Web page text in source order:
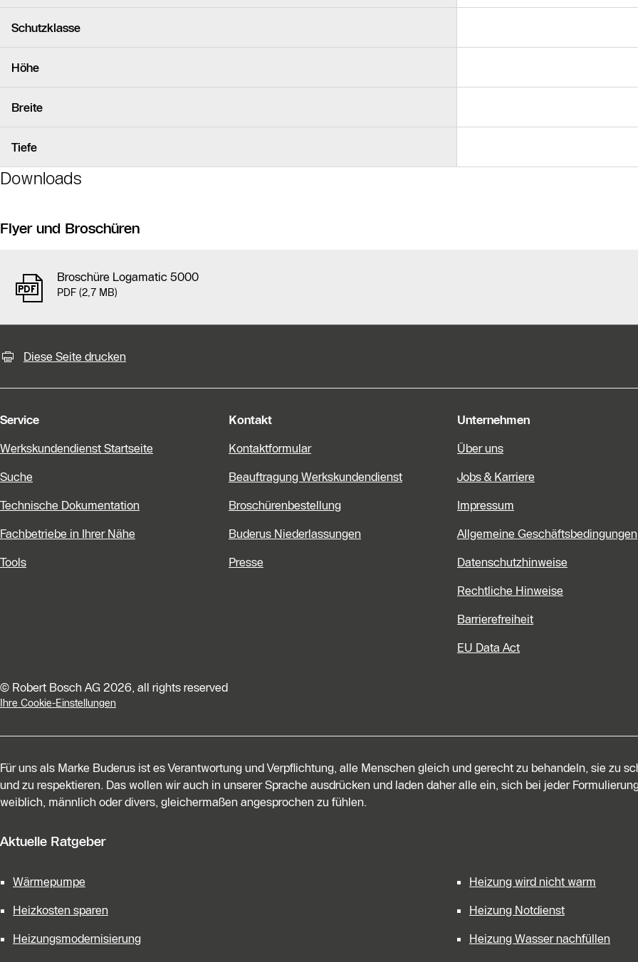
Schutzklasse
Höhe
Breite
Tiefe
Downloads
Flyer und Broschüren
Broschüre Logamatic 5000
PDF (2,7 MB)
Slider Bildergalerie
Slider Überspringen
Diese Seite drucken
Service
Werkskundendienst Startseite
Suche
Technische Dokumentation
Fachbetriebe in Ihrer Nähe
Tools
Kontakt
Kontaktformular
Beauftragung Werkskundendienst
Broschürenbestellung
Buderus Niederlassungen
Presse
Unternehmen
Über uns
Jobs & Karriere
Impressum
Allgemeine Geschäftsbedingungen
Datenschutzhinweise
Rechtliche Hinweise
Barrierefreiheit
EU Data Act
© Robert Bosch AG 2026, all rights reserved
Ihre Cookie-Einstellungen
Für uns als Marke Buderus ist es Verantwortung und Verpflichtung, alle Menschen gleich und gerecht zu behandeln, sie zu
und zu respektieren. Das wollen wir auch in unserer Sprache ausdrücken und laden daher alle ein, sich bei jeder
weiblich, männlich oder divers, gleichermaßen angesprochen zu fühlen.
Aktuelle Ratgeber
Wärmepumpe
Heizkosten sparen
Heizungsmodernisierung
Heizung wird nicht warm
Heizung Notdienst
Heizung Wasser nachfüllen